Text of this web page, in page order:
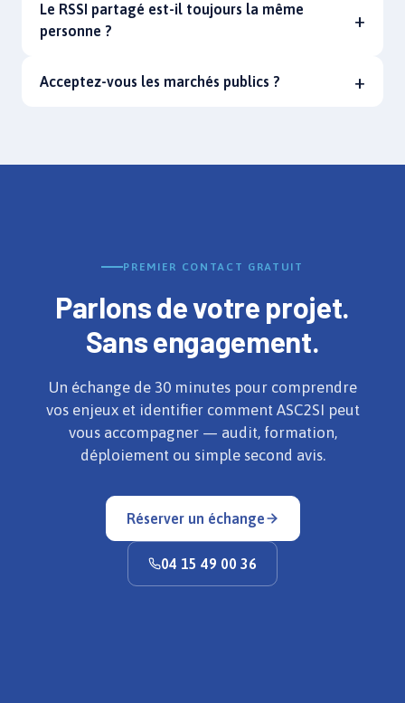
Le RSSI partagé est-il toujours la même
personne ?
Acceptez-vous les marchés publics ?
PREMIER CONTACT GRATUIT
Parlons de votre projet.
Sans engagement.
Un échange de 30 minutes pour comprendre
vos enjeux et identifier comment ASC2SI peut
vous accompagner — audit, formation,
déploiement ou simple second avis.
Réserver un échange
04 15 49 00 36